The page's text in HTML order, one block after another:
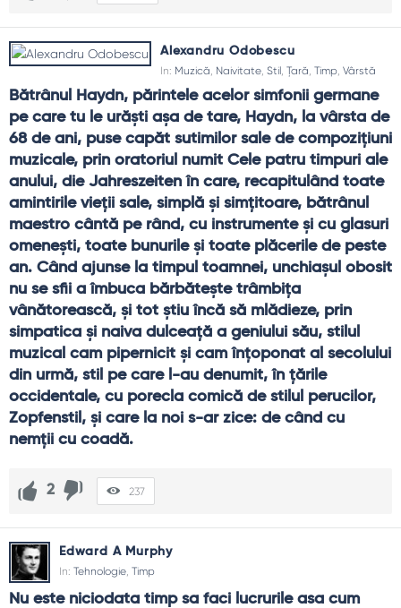
Alexandru Odobescu
In: Muzică Naivitate Stil Țară Timp Vârstă
Bătrânul Haydn, părintele acelor simfonii germane
pe care tu le urăşti aşa de tare, Haydn, la vârsta de
68 de ani, puse capăt sutimilor sale de compoziţiuni
muzicale, prin oratoriul numit Cele patru timpuri ale
anului, die Jahreszeiten în care, recapitulând toate
amintirile vieţii sale, simplă şi simţitoare, bătrânul
maestro cântă pe rând, cu instrumente şi cu glasuri
omeneşti, toate bunurile şi toate plăcerile de peste
an. Când ajunse la timpul toamnei, unchiaşul obosit
nu se sfii a îmbuca bărbăteşte trâmbiţa
vânătorească, şi tot ştiu încă să mlădieze, prin
simpatica şi naiva dulceaţă a geniului său, stilul
muzical cam pipernicit şi cam înţoponat al secolului
din urmă, stil pe care l-au denumit, în ţările
occidentale, cu porecla comică de stilul perucilor,
Zopfenstil, şi care la noi s-ar zice: de când cu
nemţii cu coadă.
2 237
Edward A Murphy
In: Tehnologie Timp
Nu este niciodata timp sa faci lucrurile asa cum